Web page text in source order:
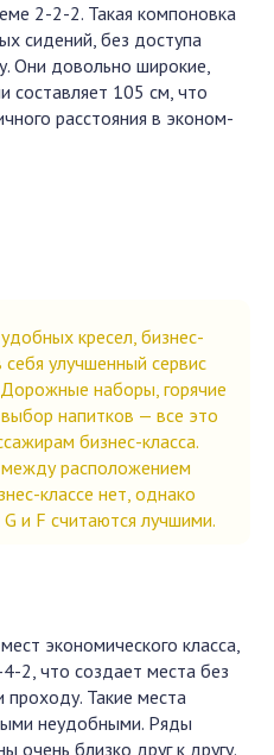
2-2-2. Такая компоновка
сидений, без доступа
Они довольно широкие,
составляет 105 см, что
расстояния в эконом-
кресел, бизнес-
себя улучшенный сервис
наборы, горячие
напитков — все это
бизнес-класса.
между расположением
классе нет, однако
G и F считаются лучшими.
экономического класса,
2, что создает места без
проходу. Такие места
неудобными. Ряды
очень близко друг к другу.